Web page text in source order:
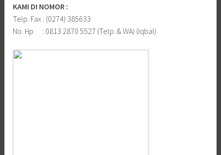
KAMI DI NOMOR :
Telp. Fax : (0274) 385633
No. Hp : 0813 2870 5527 (Telp. & WA) (Iqbal)